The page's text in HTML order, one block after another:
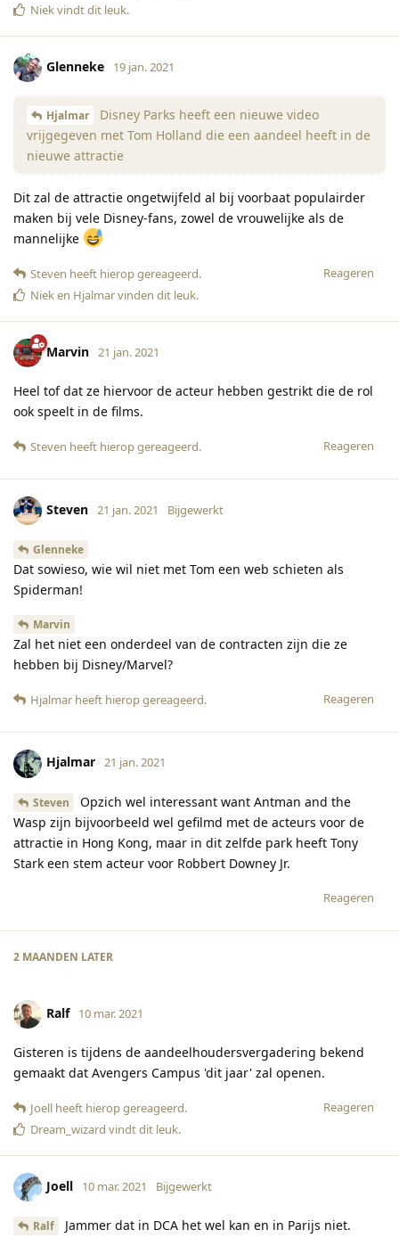
Niekvindt dit leuk.
Glenneke 19 jan. 2021
Hjalmar
Disney Parks heeft een nieuwe video
vrijgegeven met Tom Holland die een aandeel heeft in de
nieuwe attractie
Dit zal de attractie ongetwijfeld al bij voorbaat populairder
maken bij vele Disney-fans, zowel de vrouwelijke als de
mannelijke
Reageren
Steven heeft hierop gereageerd.
Nieken Hjalmarvinden dit leuk.
Marvin 21 jan. 2021
Heel tof dat ze hiervoor de acteur hebben gestrikt die de rol
ook speelt in de films.
Reageren
Steven heeft hierop gereageerd.
Steven 21 jan. 2021 Bijgewerkt
Glenneke
Dat sowieso, wie wil niet met Tom een web schieten als
Spiderman!
Marvin
Zal het niet een onderdeel van de contracten zijn die ze
hebben bij Disney/Marvel?
Reageren
Hjalmar heeft hierop gereageerd.
Hjalmar 21 jan. 2021
Steven
Opzich wel interessant want Antman and the
Wasp zijn bijvoorbeeld wel gefilmd met de acteurs voor de
attractie in Hong Kong, maar in dit zelfde park heeft Tony
Stark een stem acteur voor Robbert Downey Jr.
Reageren
2 MAANDEN LATER
Ralf 10 mar. 2021
Gisteren is tijdens de aandeelhoudersvergadering bekend
gemaakt dat Avengers Campus 'dit jaar' zal openen.
Reageren
Joell heeft hierop gereageerd.
Dream_wizard vindt dit leuk.
Joell 10 mar. 2021 Bijgewerkt
Ralf Jammer dat in DCA het wel kan en in Parijs niet.